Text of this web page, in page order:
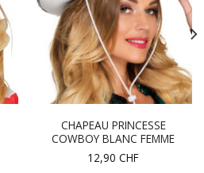
CHAPEAU PRINCESSE
COWBOY BLANC FEMME
12,90 CHF